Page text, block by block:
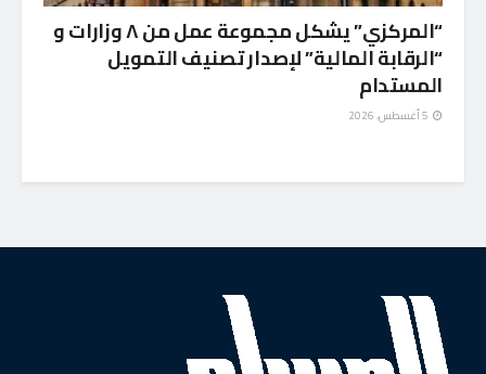
“المركزي” يشكل مجموعة عمل من ٨ وزارات و
“الرقابة المالية” لإصدار تصنيف التمويل
المستدام